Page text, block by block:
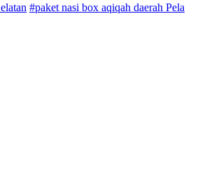
#paket nasi box aqiqah daerah Pela